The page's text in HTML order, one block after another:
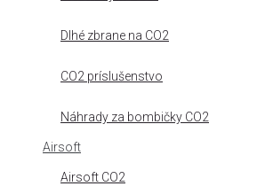
Dlhé zbrane na CO2
CO2 príslušenstvo
Náhrady za bombičky CO2
Airsoft
Airsoft CO2